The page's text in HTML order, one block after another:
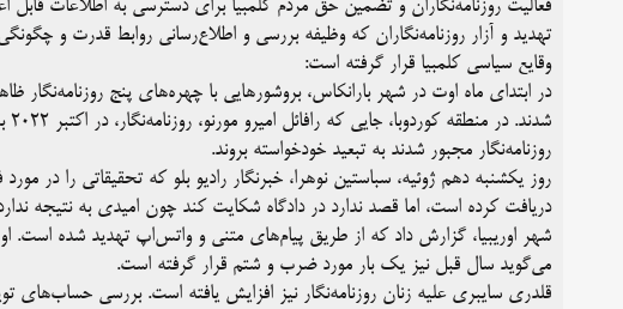
فعالیت روزنامه‌نگاران و تضمین حق مردم کلمبیا برای دسترسی به اطلاعات قابل
تهدید و آزار روزنامه‌نگاران که وظیفه بررسی و اطلاع‌رسانی روابط قدرت و
وقایع سیاسی کلمبیا قرار گرفته است:
در ابتدای ماه اوت در شهر بارانکاس، بروشورهایی با چهره‌های پنج
روزنامه‌نگار مجبور شدند به تبعید خودخواسته بروند.
روز یکشنبه دهم ژوئیه، سباستین نوهرا، خبرنگار رادیو بلو که تحقیقاتی را در
دریافت کرده است، اما قصد ندارد در دادگاه شکایت کند چون امیدی به نتیجه
شهر اوریبیا، گزارش داد که از طریق پیام‌های متنی و واتس‌اپ تهدید شده است.
می‌گوید سال قبل نیز یک بار مورد ضرب و شتم قرار گرفته است.